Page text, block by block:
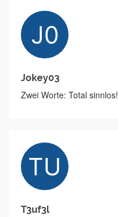
Jokey03
Zwei Worte: Total sinnlos!
T3uf3l